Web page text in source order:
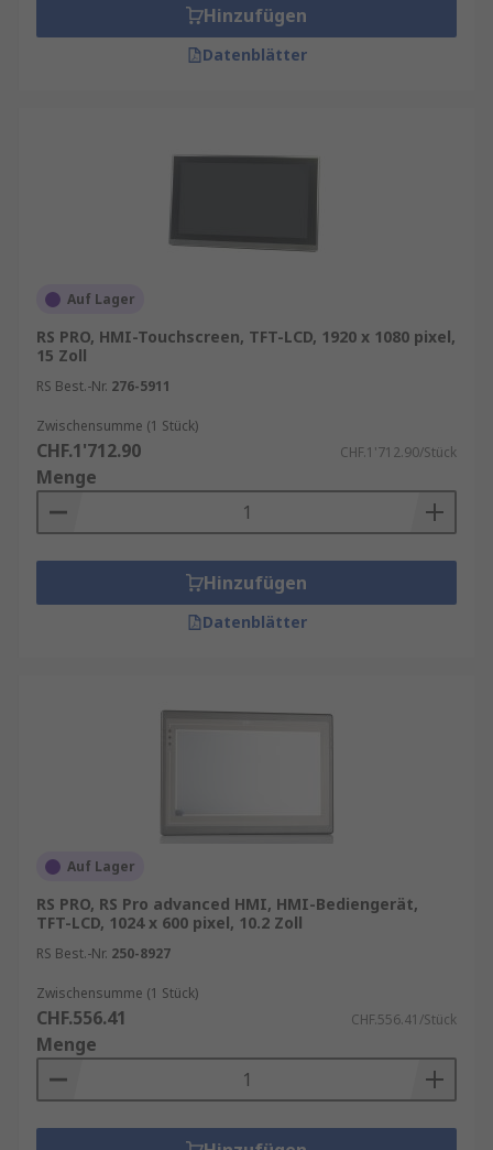
Hinzufügen
Datenblätter
Auf Lager
RS PRO, HMI-Touchscreen, TFT-LCD, 1920 x 1080 pixel,
15 Zoll
RS Best.-Nr. 276-5911
Zwischensumme (1 Stück)
CHF.1'712.90 CHF.1'712.90/Stück
Menge
Hinzufügen
Datenblätter
Auf Lager
RS PRO, RS Pro advanced HMI, HMI-Bediengerät,
TFT-LCD, 1024 x 600 pixel, 10.2 Zoll
RS Best.-Nr. 250-8927
Zwischensumme (1 Stück)
CHF.556.41 CHF.556.41/Stück
Menge